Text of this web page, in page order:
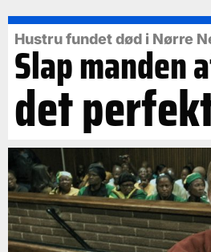
Hustru fundet død i Nørre
Slap manden
det